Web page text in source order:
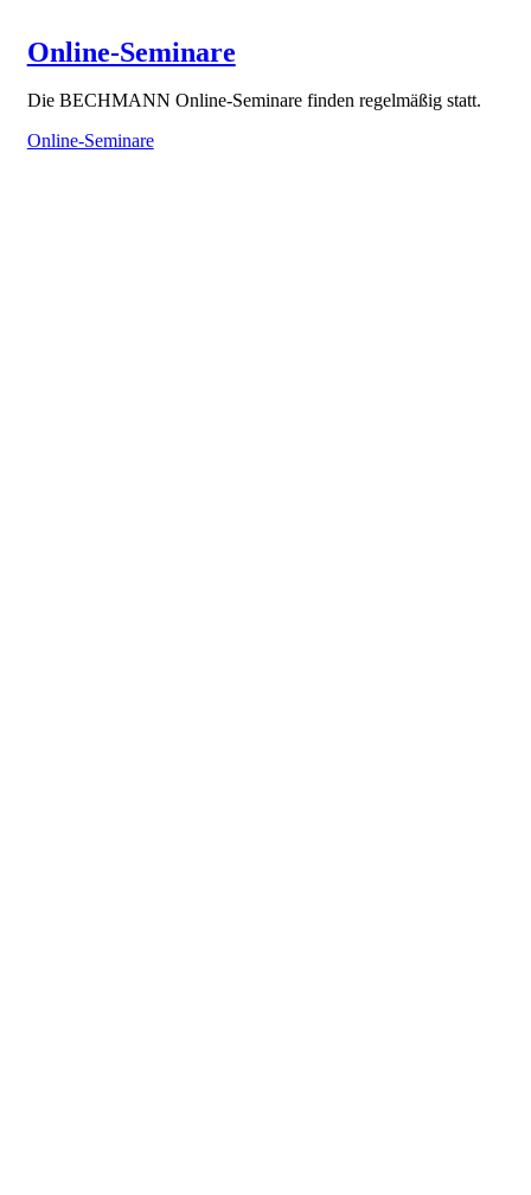
Online-Seminare
Die BECHMANN Online-Seminare finden regelmäßig statt.
Online-Seminare